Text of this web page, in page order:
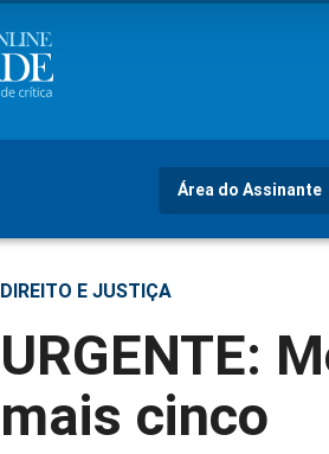
Área do Assinante
DIREITO E JUSTIÇA
URGENTE:
mais cinco